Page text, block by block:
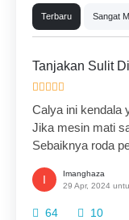
Terbaru Sangat
Tanjakan Sulit
Calya ini kendala
Jika mesin mati
Sebaiknya roda
I
Imanghaza
29 Apr, 2024
64 10